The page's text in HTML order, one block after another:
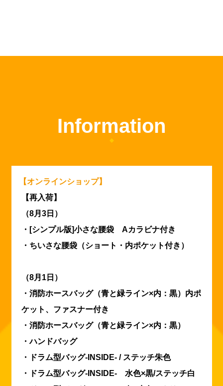
Information
【オンラインショップ】
【再入荷】
（8月3日）
・[シンプル版]小さな腰袋 Aカラビナ付き
・ちいさな腰袋（ショート・内ポケット付き）
（8月1日）
・消防ホースバッグ（青と緑ライン×内：黒）内ポ
ケット、ファスナー付き
・消防ホースバッグ（青と緑ライン×内：黒）
・ハンドバッグ
・ドラム型バッグ-INSIDE- / ステッチ朱色
・ドラム型バッグ-INSIDE- 水色×黒/ステッチ白